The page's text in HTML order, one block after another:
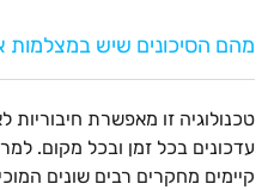
מהם הסיכונים שיש
טכנולוגיה זו מאפשרת